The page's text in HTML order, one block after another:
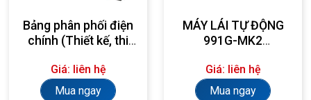
Bảng phân phối điện
chính (Thiết kế, thi
yêu cầu)
Giá: liên hệ
Mua ngay
MÁY LÁI TỰ ĐỘNG
991G-MK2
Giá: liên hệ
Mua ngay